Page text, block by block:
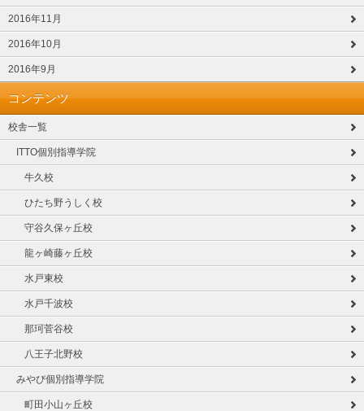
2016年11月
2016年10月
2016年9月
コンテンツ
校舎一覧
ITTO個別指導学院
牛久校
ひたち野うしく校
守谷久保ヶ丘校
龍ヶ崎藤ヶ丘校
水戸東校
水戸千波校
那珂菅谷校
八王子北野校
みやび個別指導学院
町田小山ヶ丘校